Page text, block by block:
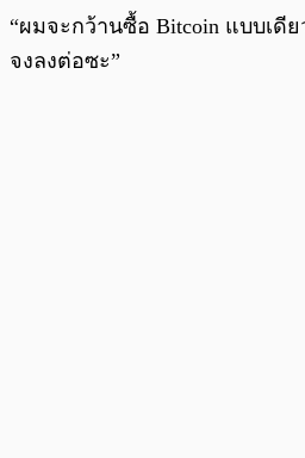
“ผมจะกว้านซื้อ Bitcoin แบบเดี
จงลงต่อซะ”